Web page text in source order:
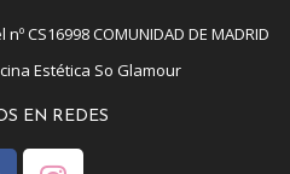
CS16998 COMUNIDAD DE MADRID
Estética So Glamour
EN REDES